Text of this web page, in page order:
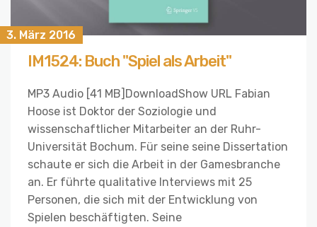
3. März 2016
IM1524: Buch "Spiel als Arbeit"
MP3 Audio [41 MB]DownloadShow URL Fabian
Hoose ist Doktor der Soziologie und
wissenschaftlicher Mitarbeiter an der Ruhr-
Universität Bochum. Für seine seine Dissertation
schaute er sich die Arbeit in der Gamesbranche
an. Er führte qualitative Interviews mit 25
Personen, die sich mit der Entwicklung von
Spielen beschäftigten. Seine